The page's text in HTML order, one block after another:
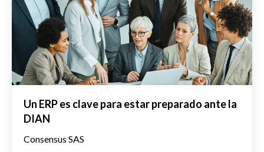
Un ERP es clave para estar preparado ante la
DIAN
Consensus SAS